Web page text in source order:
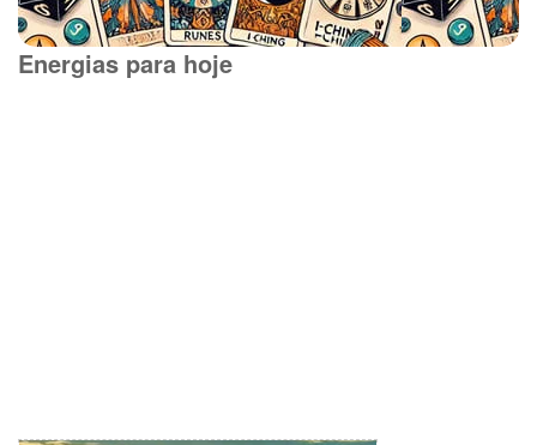
Energias para hoje